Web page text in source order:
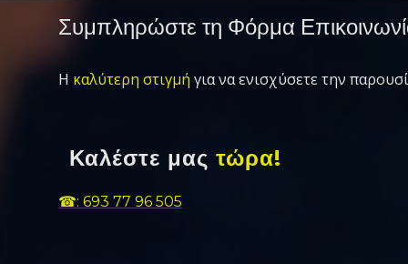
Συμπληρώστε τη Φόρμα
Η καλύτερη στιγμή για να ενισχύσετε την
Καλέστε μας τώρα!
☎: 693 77 96 505